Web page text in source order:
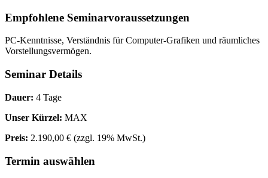
Empfohlene Seminarvoraussetzungen
PC-Kenntnisse, Verständnis für Computer-Grafiken und räumliches
Vorstellungsvermögen.
Seminar Details
Dauer: 4 Tage
Unser Kürzel: MAX
Preis: 2.190,00 € (zzgl. 19% MwSt.)
Termin auswählen